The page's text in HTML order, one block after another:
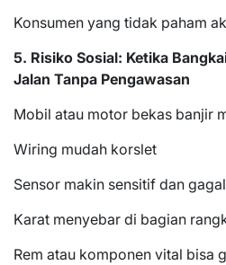
Konsumen yang tidak paham
5. Risiko Sosial: Ketika
Jalan Tanpa Pengawasan
Mobil atau motor bekas banjir
Wiring mudah korslet
Sensor makin sensitif dan
Karat menyebar di bagian
Rem atau komponen vital bisa